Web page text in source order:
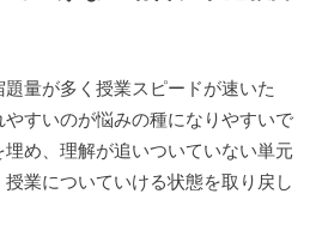
量が多く授業スピードが速いた
すいのが悩みの種になりやすいで
め、理解が追いついていない単元
業についていける状態を取り戻し